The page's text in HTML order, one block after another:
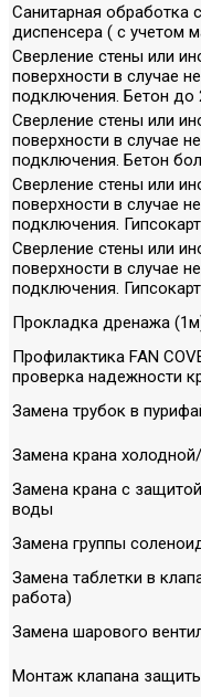
Санитарная обработка
диспенсера ( с учетом
Сверление стены или
поверхности в случае
подключения. Бетон до
Сверление стены или
поверхности в случае
подключения. Бетон
Сверление стены или
поверхности в случае
подключения.
Сверление стены или
поверхности в случае
подключения.
Прокладка дренажа
Профилактика FAN
проверка надежности
Замена трубок в
Замена крана
Замена крана с
воды
Замена группы
Замена таблетки в
работа)
Замена шарового
Монтаж клапана